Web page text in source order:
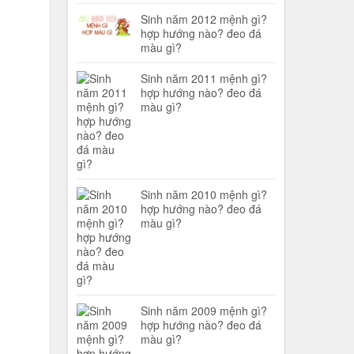
Sinh năm 2012 mệnh gì?
hợp hướng nào? đeo đá
màu gì?
Sinh năm 2011 mệnh gì?
hợp hướng nào? đeo đá
màu gì?
Sinh năm 2010 mệnh gì?
hợp hướng nào? đeo đá
màu gì?
Sinh năm 2009 mệnh gì?
hợp hướng nào? đeo đá
màu gì?